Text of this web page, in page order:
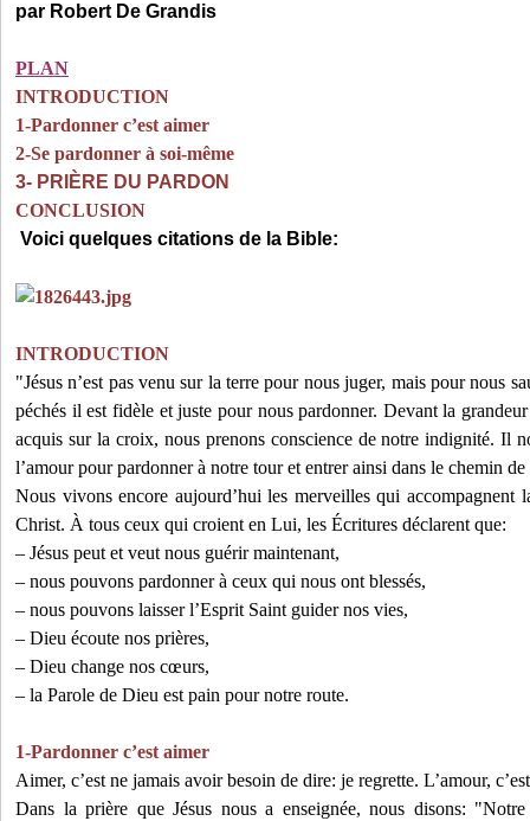
par Robert De Grandis
PLAN
INTRODUCTION
1-Pardonner c’est aimer
2-Se pardonner à soi-même
3- PRIÈRE DU PARDON
CONCLUSION
Voici quelques citations de la Bible:
INTRODUCTION
"Jésus n’est pas venu sur la terre pour nous juger, mais pour nous
péchés il est fidèle et juste pour nous pardonner. Devant la
acquis sur la croix, nous prenons conscience de notre indignité. Il
l’amour pour pardonner à notre tour et entrer ainsi dans le chemin
Nous vivons encore aujourd’hui les merveilles qui accompagnent
Christ. À tous ceux qui croient en Lui, les Écritures déclarent que:
– Jésus peut et veut nous guérir maintenant,
– nous pouvons pardonner à ceux qui nous ont blessés,
– nous pouvons laisser l’Esprit Saint guider nos vies,
– Dieu écoute nos prières,
– Dieu change nos cœurs,
– la Parole de Dieu est pain pour notre route.
1-Pardonner c’est aimer
Aimer, c’est ne jamais avoir besoin de dire: je regrette. L’amour,
Dans la prière que Jésus nous a enseignée, nous disons: